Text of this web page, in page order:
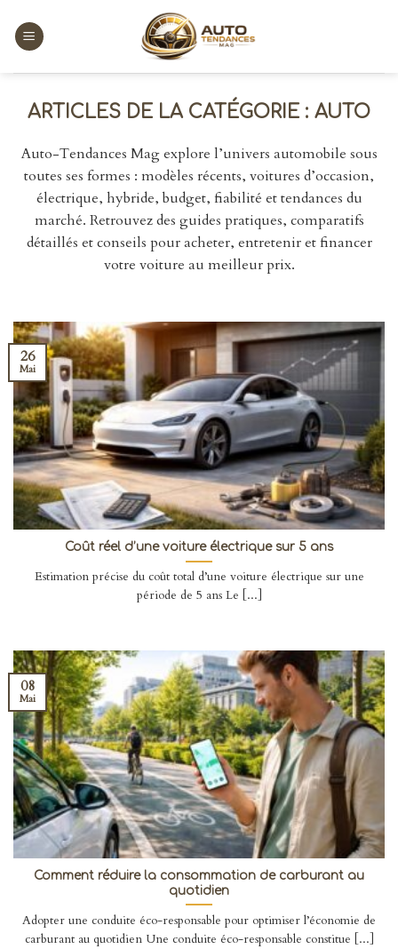
content
AUTO
Auto-Tendances Mag explore l’univers automobile sous
toutes ses formes : modèles récents, voitures d’occasion,
électrique, hybride, budget, fiabilité et tendances du
marché. Retrouvez des guides pratiques, comparatifs
détaillés et conseils pour acheter, entretenir et financer
votre voiture au meilleur prix.
Coût réel d’une voiture électrique sur 5 ans
Estimation précise du coût total d’une voiture électrique sur une
période de 5 ans Le [...]
26
Mai
Comment réduire la consommation de carburant au
quotidien
Adopter une conduite éco-responsable pour optimiser l’économie de
carburant au quotidien Une conduite éco-responsable constitue [...]
08
Mai